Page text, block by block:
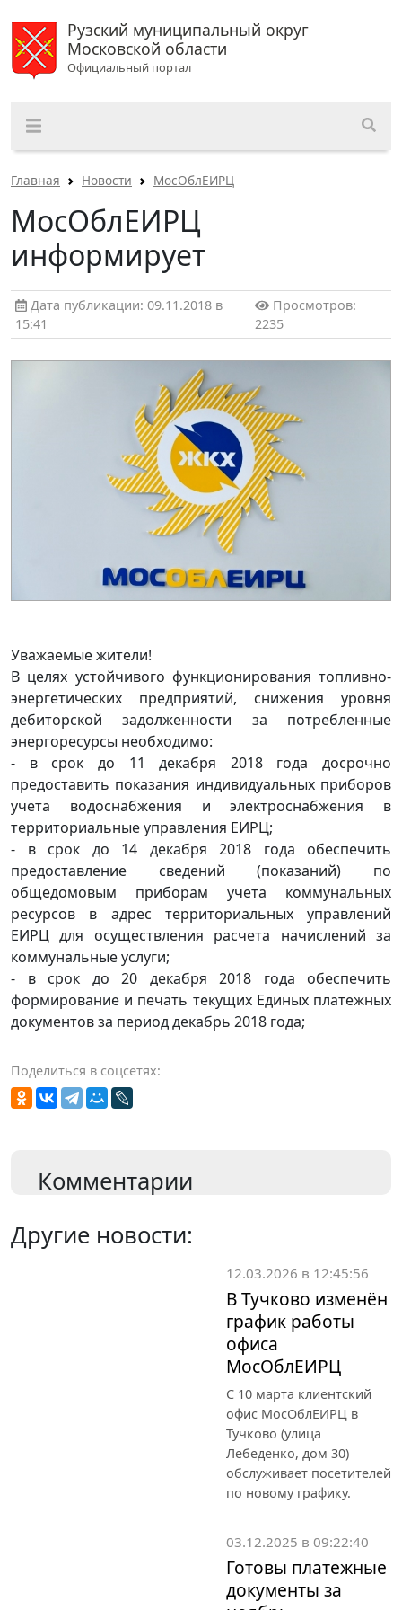
Рузский муниципальный округ
Московской области
Официальный портал
Главная Новости МосОблЕИРЦ
МосОблЕИРЦ
информирует
Дата публикации: 09.11.2018 в
15:41
Просмотров:
2235
Уважаемые жители!
В целях устойчивого функционирования топливно-
энергетических предприятий, снижения уровня
дебиторской задолженности за потребленные
энергоресурсы необходимо:
- в срок до 11 декабря 2018 года досрочно
предоставить показания индивидуальных приборов
учета водоснабжения и электроснабжения в
территориальные управления ЕИРЦ;
- в срок до 14 декабря 2018 года обеспечить
предоставление сведений (показаний) по
общедомовым приборам учета коммунальных
ресурсов в адрес территориальных управлений
ЕИРЦ для осуществления расчета начислений за
коммунальные услуги;
- в срок до 20 декабря 2018 года обеспечить
формирование и печать текущих Единых платежных
документов за период декабрь 2018 года;
Поделиться в соцсетях:
Комментарии
Другие новости:
12.03.2026 в 12:45:56
В Тучково изменён
график работы
офиса
МосОблЕИРЦ
С 10 марта клиентский
офис МосОблЕИРЦ в
Тучково (улица
Лебеденко, дом 30)
обслуживает посетителей
по новому графику.
03.12.2025 в 09:22:40
Готовы платежные
документы за